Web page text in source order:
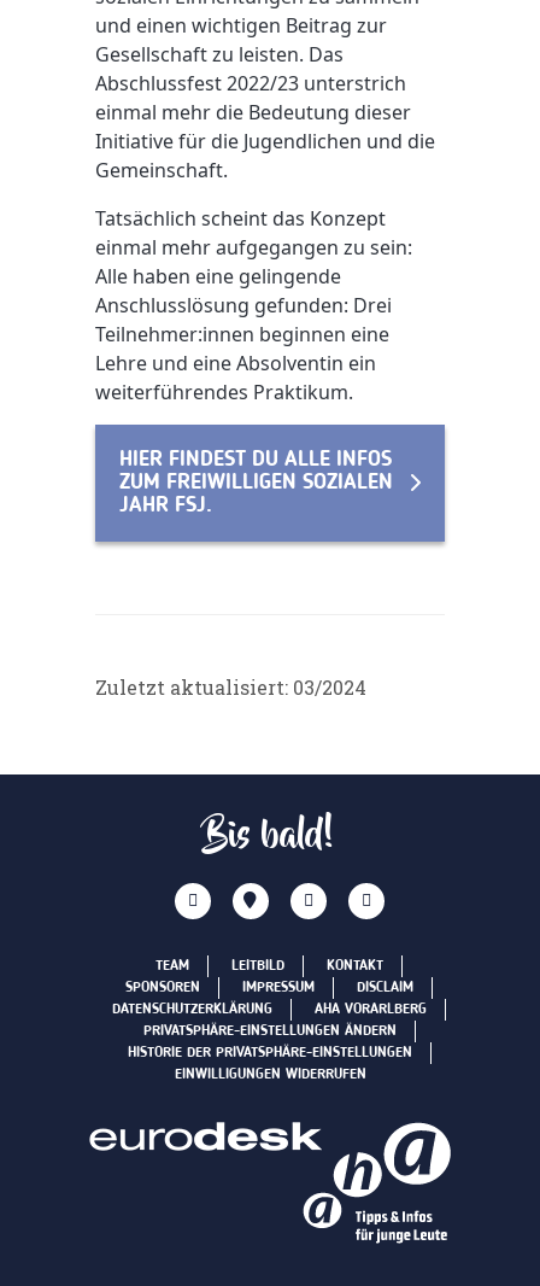
und einen wichtigen Beitrag zur
Gesellschaft zu leisten. Das
Abschlussfest 2022/23 unterstrich
einmal mehr die Bedeutung dieser
Initiative für die Jugendlichen und die
Gemeinschaft.
Tatsächlich scheint das Konzept
einmal mehr aufgegangen zu sein:
Alle haben eine gelingende
Anschlusslösung gefunden: Drei
Teilnehmer:innen beginnen eine
Lehre und eine Absolventin ein
weiterführendes Praktikum.
HIER FINDEST DU ALLE INFOS
ZUM FREIWILLIGEN SOZIALEN
JAHR FSJ.
Zuletzt aktualisiert: 03/2024
Bis bald!
TEAM LEITBILD
KONTAKT
SPONSOREN
IMPRESSUM
DISCLAIM
DATENSCHUTZERKLÄRUNG
AHA VORARLBERG
PRIVATSPHÄRE-EINSTELLUNGEN ÄNDERN
HISTORIE DER PRIVATSPHÄRE-EINSTELLUNGEN
EINWILLIGUNGEN WIDERRUFEN